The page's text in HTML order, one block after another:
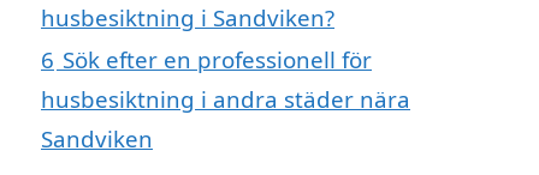
husbesiktning i Sandviken?
6 Sök efter en professionell för
husbesiktning i andra städer nära
Sandviken